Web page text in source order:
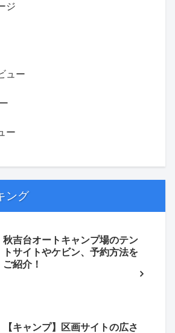
ジ
ュー
ー
ング
秋吉台オートキャンプ場のテン
トサイトやケビン、予約方法を
ご紹介！
【キャンプ】区画サイトの広さ